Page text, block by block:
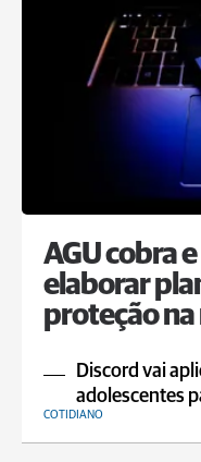
AGU cobra
elaborar
proteção na
Discord vai
adolescentes
COTIDIANO